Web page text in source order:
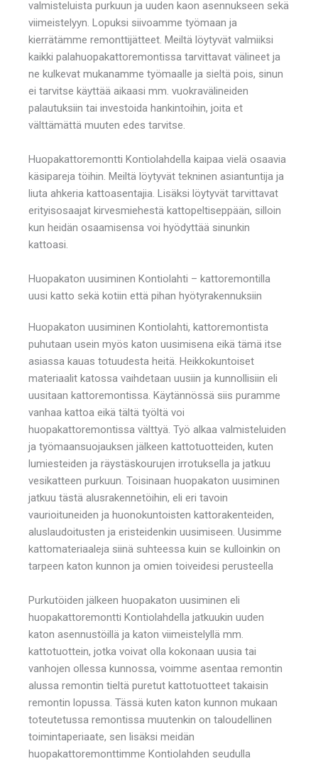
valmisteluista purkuun ja uuden kaon asennukseen sekä
viimeistelyyn. Lopuksi siivoamme työmaan ja
kierrätämme remonttijätteet. Meiltä löytyvät valmiiksi
kaikki palahuopakattoremontissa tarvittavat välineet ja
ne kulkevat mukanamme työmaalle ja sieltä pois, sinun
ei tarvitse käyttää aikaasi mm. vuokravälineiden
palautuksiin tai investoida hankintoihin, joita et
välttämättä muuten edes tarvitse.
Huopakattoremontti Kontiolahdella kaipaa vielä osaavia
käsipareja töihin. Meiltä löytyvät tekninen asiantuntija ja
liuta ahkeria kattoasentajia. Lisäksi löytyvät tarvittavat
erityisosaajat kirvesmiehestä kattopeltiseppään, silloin
kun heidän osaamisensa voi hyödyttää sinunkin
kattoasi.
Huopakaton uusiminen Kontiolahti – kattoremontilla
uusi katto sekä kotiin että pihan hyötyrakennuksiin
Huopakaton uusiminen Kontiolahti, kattoremontista
puhutaan usein myös katon uusimisena eikä tämä itse
asiassa kauas totuudesta heitä. Heikkokuntoiset
materiaalit katossa vaihdetaan uusiin ja kunnollisiin eli
uusitaan kattoremontissa. Käytännössä siis puramme
vanhaa kattoa eikä tältä työltä voi
huopakattoremontissa välttyä. Työ alkaa valmisteluiden
ja työmaansuojauksen jälkeen kattotuotteiden, kuten
lumiesteiden ja räystäskourujen irrotuksella ja jatkuu
vesikatteen purkuun. Toisinaan huopakaton uusiminen
jatkuu tästä alusrakennetöihin, eli eri tavoin
vaurioituneiden ja huonokuntoisten kattorakenteiden,
aluslaudoitusten ja eristeidenkin uusimiseen. Uusimme
kattomateriaaleja siinä suhteessa kuin se kulloinkin on
tarpeen katon kunnon ja omien toiveidesi perusteella
Purkutöiden jälkeen huopakaton uusiminen eli
huopakattoremontti Kontiolahdella jatkuukin uuden
katon asennustöillä ja katon viimeistelyllä mm.
kattotuottein, jotka voivat olla kokonaan uusia tai
vanhojen ollessa kunnossa, voimme asentaa remontin
alussa remontin tieltä puretut kattotuotteet takaisin
remontin lopussa. Tässä kuten katon kunnon mukaan
toteutetussa remontissa muutenkin on taloudellinen
toimintaperiaate, sen lisäksi meidän
huopakattoremonttimme Kontiolahden seudulla